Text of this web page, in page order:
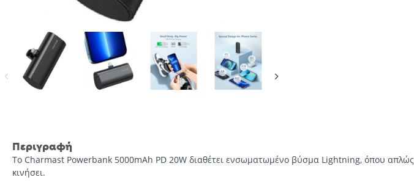
Περιγραφή
Το Charmast Powerbank 5000mAh PD 20W διαθέτει ενσωματωμένο βύσμα Lightning, όπου
κινήσει.